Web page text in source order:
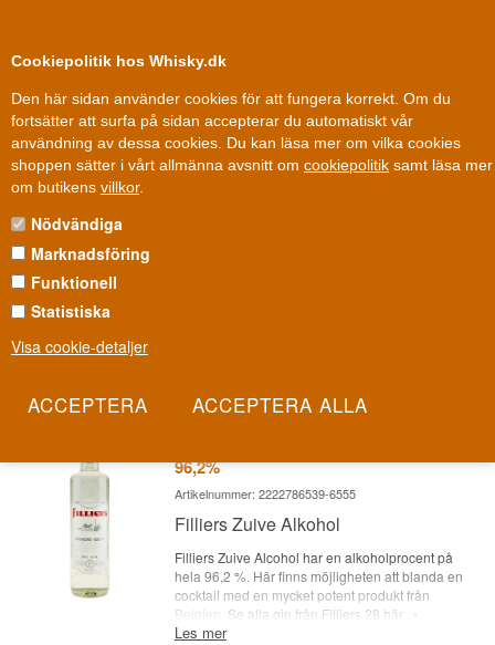
Cookiepolitik hos Whisky.dk
Den här sidan använder cookies för att fungera korrekt. Om du
fortsätter att surfa på sidan accepterar du automatiskt vår
användning av dessa cookies. Du kan läsa mer om vilka cookies
shoppen sätter i vårt allmänna avsnitt om cookiepolitik samt läsa mer
om butikens villkor.
Nödvändiga
Marknadsföring
Funktionell
Statistiska
Visa cookie-detaljer
Fri leverans Fri frakt vid 899 dkk
Gin»Gin varumärken
FILLIERS 28 GIN
På belgiska Filliers Distillery har jenever-hantverket förfinats genom
generationer av samma familj. Filliers 28 är destilleriets moderna
ikoniska, kryddiga karaktär.
96,2%
Artikelnummer: 2222786539-6555
Filliers Zuive Alkohol
Filliers Zuive Alcohol har en alkoholprocent på
hela 96,2 %. Här finns möjligheten att blanda en
cocktail med en mycket potent produkt från
Belgien. Se alla gin från Filliers 28 här. •
Destilleri: Filliers • Namn: Filliers Zuive Alcohol •
Les mer